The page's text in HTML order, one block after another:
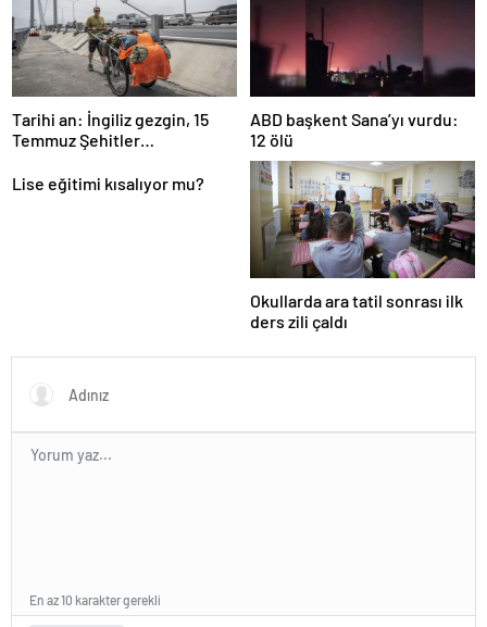
Tarihi an: İngiliz gezgin, 15
Temmuz Şehitler
Avrupa’ya geçti
ABD başkent Sana’yı vurdu:
12 ölü
Lise eğitimi kısalıyor mu?
Okullarda ara tatil sonrası ilk
ders zili çaldı
En az 10 karakter gerekli